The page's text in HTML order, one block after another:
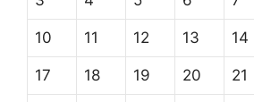
10 11 12 13 14
17 18 19 20 21